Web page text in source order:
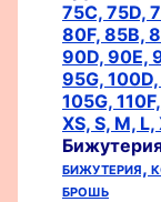
75C, 75D,
80F, 85B,
90D, 90E,
95G, 100D,
105G, 110F,
XS, S, M, L,
бижутерия,
брошь